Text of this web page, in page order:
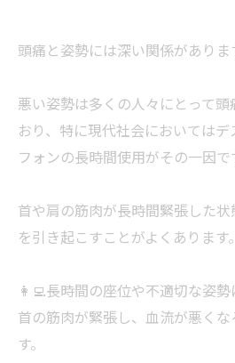
頭痛と姿勢には深い関係がありま
悪い姿勢は多くの人々にとって
おり、特に現代社会においては
フォンの長時間使用がその一因で
首や肩の筋肉が長時間緊張した
を引き起こすことがよくあります。
👩‍💻長時間の座位や不適切な姿
首の筋肉が緊張し、血流が悪く
す。